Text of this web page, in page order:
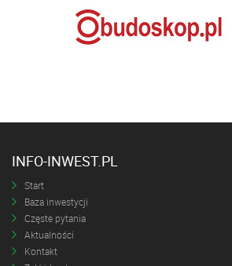
INFO-INWEST.PL
Start
Baza inwestycji
Częste pytania
Aktualności
Kontakt